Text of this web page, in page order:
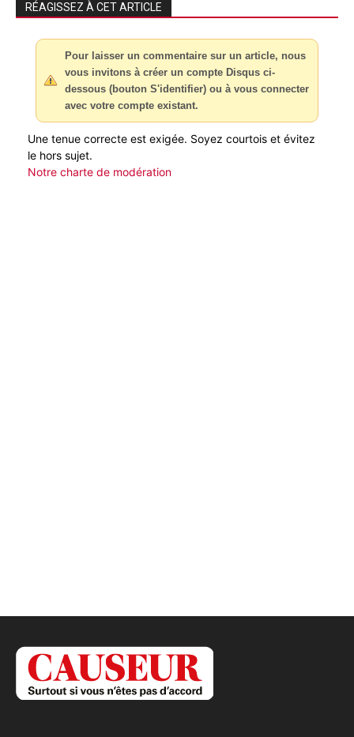
RÉAGISSEZ À CET ARTICLE
Pour laisser un commentaire sur un article, nous
vous invitons à créer un compte Disqus ci-
dessous (bouton S'identifier) ou à vous connecter
avec votre compte existant.
Une tenue correcte est exigée. Soyez courtois et évitez
le hors sujet.
Notre charte de modération